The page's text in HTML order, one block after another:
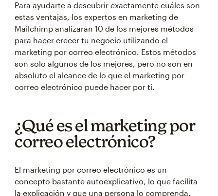
Para ayudarte a descubrir exactamente cuáles son
estas ventajas, los expertos en marketing de
Mailchimp analizarán 10 de los mejores métodos
para hacer crecer tu negocio utilizando el
marketing por correo electrónico. Estos métodos
son solo algunos de los mejores, pero no son en
absoluto el alcance de lo que el marketing por
correo electrónico puede hacer por ti.
¿Qué es el marketing por
correo electrónico?
El marketing por correo electrónico es un
concepto bastante autoexplicativo, lo que facilita
la explicación y que una persona lo comprenda.